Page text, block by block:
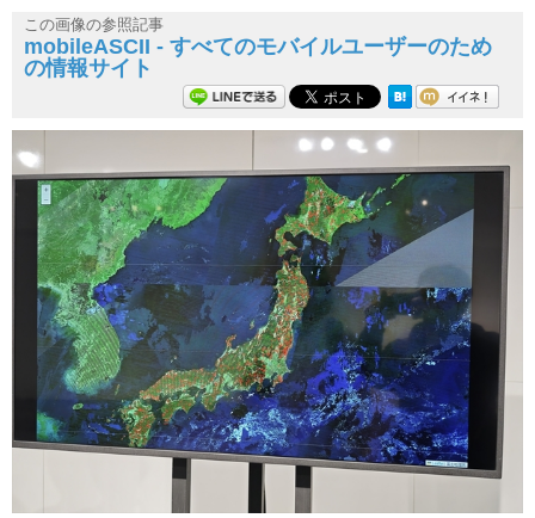
この画像の参照記事
mobileASCII - すべてのモバイルユーザーのため
の情報サイト